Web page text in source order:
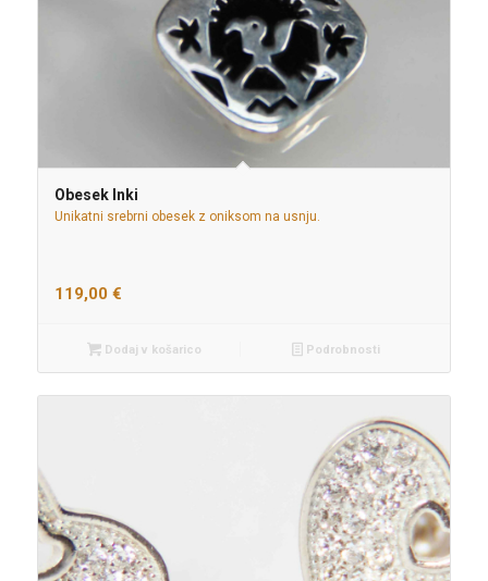
Obesek Inki
Unikatni srebrni obesek z oniksom na usnju.
119,00 €
Dodaj v košarico Podrobnosti